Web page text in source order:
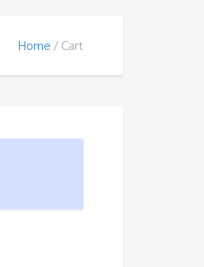
Home Cart